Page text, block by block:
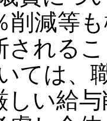
削減等
される
ては、
しい給